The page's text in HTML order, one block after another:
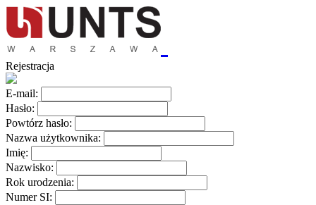
Rejestracja
E-mail:
Hasło:
Powtórz hasło:
Nazwa użytkownika:
Imię:
Nazwisko:
Rok urodzenia:
Numer SI: